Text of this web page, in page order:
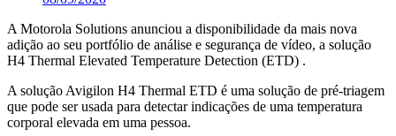
A Motorola Solutions anunciou a disponibilidade da mais nova
adição ao seu portfólio de análise e segurança de vídeo, a solução
H4 Thermal Elevated Temperature Detection (ETD) .
A solução Avigilon H4 Thermal ETD é uma solução de pré-triagem
que pode ser usada para detectar indicações de uma temperatura
corporal elevada em uma pessoa.